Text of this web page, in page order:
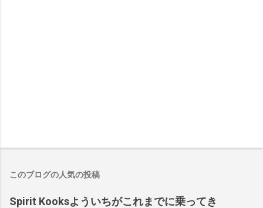
このブログの人気の投稿
Spirit Kooksよういちがこれまでに乗ってき